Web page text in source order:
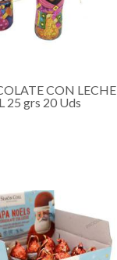
CON LECHE
25 grs 20 Uds